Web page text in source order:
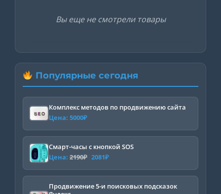
Вы еще не смотрели товары
Популярные сегодня
Комплекс методов по продвижению сайта
Цена: 5000₽
Смарт-часы с кнопкой SOS
Цена: 2190₽ Первоначальная
цена
составляла
2081₽Текущая
цена:
Продвижение 5-и поисковых подсказок